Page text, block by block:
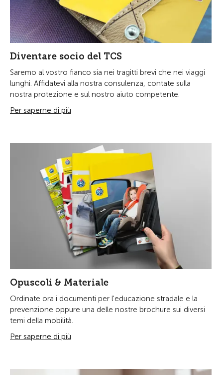
Diventare socio del TCS
Saremo al vostro fianco sia nei tragitti brevi che nei viaggi
lunghi. Affidatevi alla nostra consulenza, contate sulla
nostra protezione e sul nostro aiuto competente.
Per saperne di più
Opuscoli & Materiale
Ordinate ora i documenti per l'educazione stradale e la
prevenzione oppure una delle nostre brochure sui diversi
temi della mobilità.
Per saperne di più